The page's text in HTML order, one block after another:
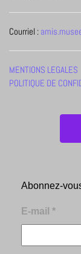
Courriel :
MENTIONS LEGALES
POLITIQUE DE
Abonnez-
E-mail *